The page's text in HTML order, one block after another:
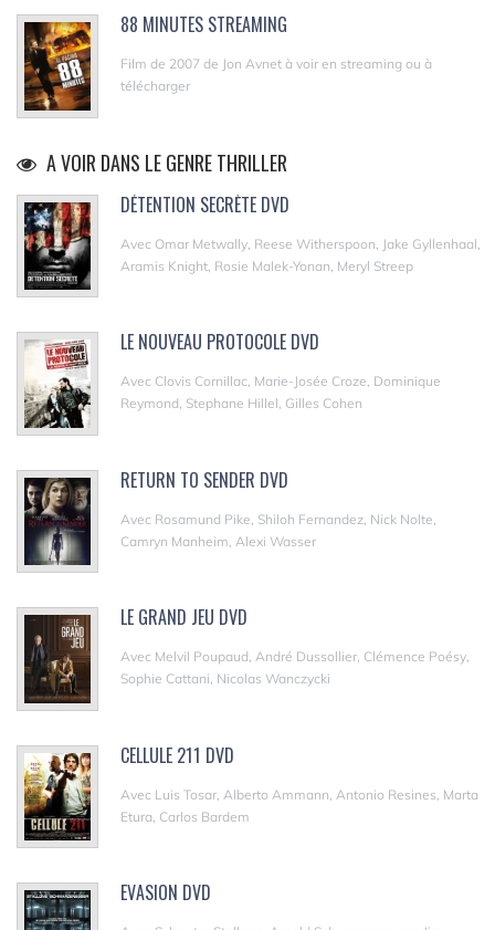
88 MINUTES STREAMING
Film de 2007 de Jon Avnet à voir en streaming ou à
télécharger
A VOIR DANS LE GENRE THRILLER
DÉTENTION SECRÈTE DVD
Avec Omar Metwally, Reese Witherspoon, Jake Gyllenhaal,
Aramis Knight, Rosie Malek-Yonan, Meryl Streep
LE NOUVEAU PROTOCOLE DVD
Avec Clovis Cornillac, Marie-Josée Croze, Dominique
Reymond, Stephane Hillel, Gilles Cohen
RETURN TO SENDER DVD
Avec Rosamund Pike, Shiloh Fernandez, Nick Nolte,
Camryn Manheim, Alexi Wasser
LE GRAND JEU DVD
Avec Melvil Poupaud, André Dussollier, Clémence Poésy,
Sophie Cattani, Nicolas Wanczycki
CELLULE 211 DVD
Avec Luis Tosar, Alberto Ammann, Antonio Resines, Marta
Etura, Carlos Bardem
EVASION DVD